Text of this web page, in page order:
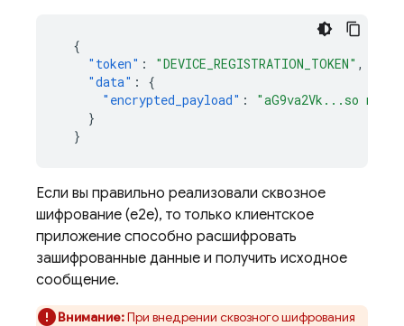
{
"token" : "DEVICE_REGISTRATION_TOKEN" ,
"data" :
{
"encrypted_payload" :
"aG9va2Vk...so
}
}
Если вы правильно реализовали сквозное
шифрование (e2e), то только клиентское
приложение способно расшифровать
зашифрованные данные и получить исходное
сообщение.
Внимание:При внедрении сквозного шифрования